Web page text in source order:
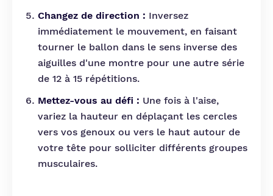
Changez de direction : Inversez
immédiatement le mouvement, en faisant
tourner le ballon dans le sens inverse des
aiguilles d'une montre pour une autre série
de 12 à 15 répétitions.
Mettez-vous au défi : Une fois à l'aise,
variez la hauteur en déplaçant les cercles
vers vos genoux ou vers le haut autour de
votre tête pour solliciter différents groupes
musculaires.